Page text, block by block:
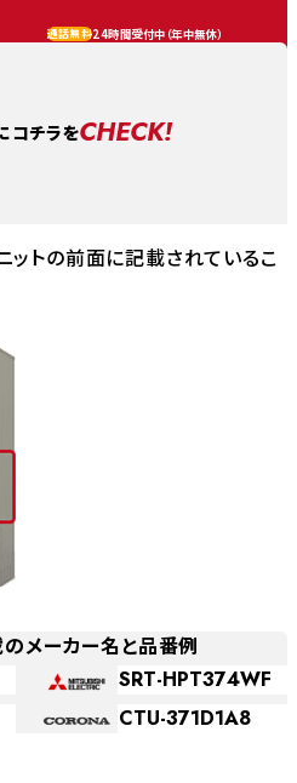
通話無料24時間受付中（年中無休）
コチラをCHECK!
トの前面に記載されているこ
メーカー名と品番例
SRT-HPT374WF
CTU-371D1A8